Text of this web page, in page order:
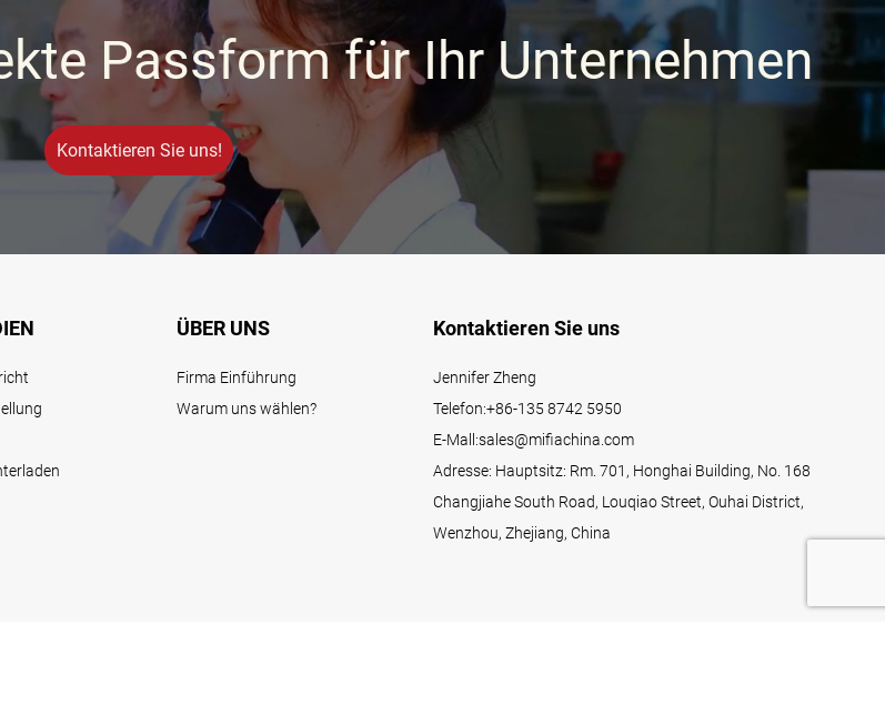
Passform für Ihr Unternehmen
Kontaktieren Sie uns!
ÜBER UNS
Firma Einführung
Warum uns wählen?
Kontaktieren Sie uns
Jennifer Zheng
Telefon:+86-135 8742 5950
E-Mall:sales@mifiachina.com
Adresse: Hauptsitz: Rm. 701, Honghai Building, No. 168
Changjiahe South Road, Louqiao Street, Ouhai District,
Wenzhou, Zhejiang, China